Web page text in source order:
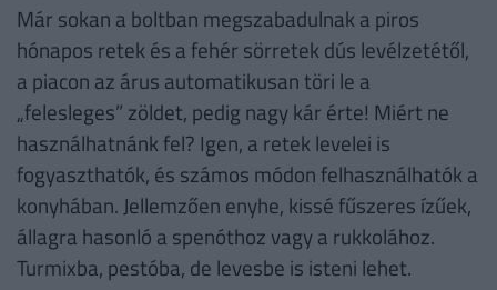
Már sokan a boltban megszabadulnak a piros
hónapos retek és a fehér sörretek dús levélzetétől,
a piacon az árus automatikusan töri le a
„felesleges” zöldet, pedig nagy kár érte! Miért ne
használhatnánk fel? Igen, a retek levelei is
fogyaszthatók, és számos módon felhasználhatók a
konyhában. Jellemzően enyhe, kissé fűszeres ízűek,
állagra hasonló a spenóthoz vagy a rukkolához.
Turmixba, pestóba, de levesbe is isteni lehet.